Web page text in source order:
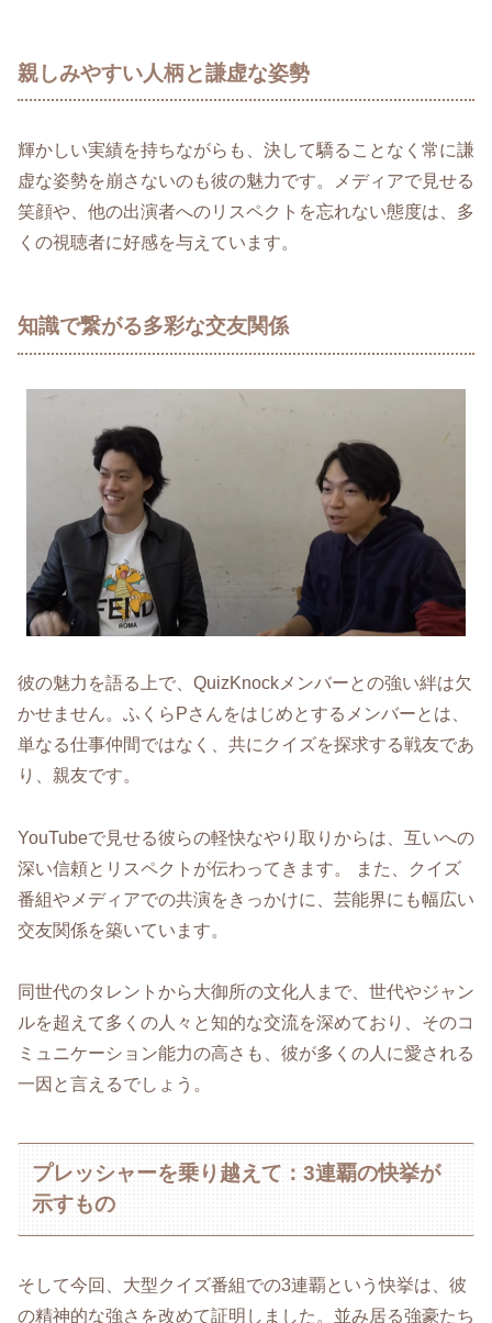
親しみやすい人柄と謙虚な姿勢
輝かしい実績を持ちながらも、決して驕ることなく常に謙
虚な姿勢を崩さないのも彼の魅力です。メディアで見せる
笑顔や、他の出演者へのリスペクトを忘れない態度は、多
くの視聴者に好感を与えています。
知識で繋がる多彩な交友関係
彼の魅力を語る上で、QuizKnockメンバーとの強い絆は欠
かせません。ふくらPさんをはじめとするメンバーとは、
単なる仕事仲間ではなく、共にクイズを探求する戦友であ
り、親友です。
YouTubeで見せる彼らの軽快なやり取りからは、互いへの
深い信頼とリスペクトが伝わってきます。 また、クイズ
番組やメディアでの共演をきっかけに、芸能界にも幅広い
交友関係を築いています。
同世代のタレントから大御所の文化人まで、世代やジャン
ルを超えて多くの人々と知的な交流を深めており、そのコ
ミュニケーション能力の高さも、彼が多くの人に愛される
一因と言えるでしょう。
プレッシャーを乗り越えて：3連覇の快挙が
示すもの
そして今回、大型クイズ番組での3連覇という快挙は、彼
の精神的な強さを改めて証明しました。並み居る強豪たち